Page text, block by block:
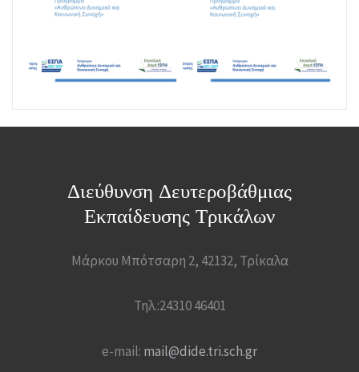
Διεύθυνση Δευτεροβάθμιας
Εκπαίδευσης Τρικάλων
Μάρκου Μπότσαρη 2, 42132, Τρίκαλα
Τηλ.:24310 46401
e-mail: mail@dide.tri.sch.gr